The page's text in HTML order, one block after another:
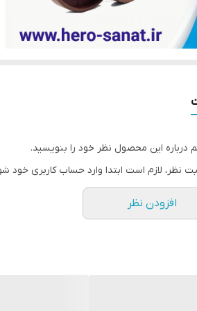
درباره این محصول نظر خود را بنویسید.
نظر، لازم است ابتدا وارد حساب کاربری خود
افزودن نظر